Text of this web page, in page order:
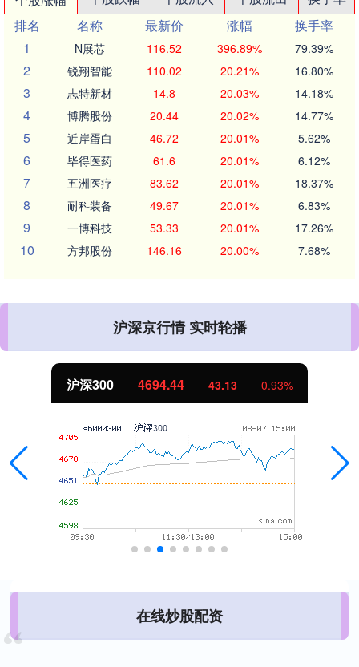
排名
名称 最新价 涨幅
换手率
1
N展芯 116.52 396.89% 79.39%
2 锐翔智能 110.02 20.21% 16.80%
3 志特新材 14.8 20.03% 14.18%
4 博腾股份 20.44 20.02% 14.77%
5 近岸蛋白 46.72 20.01% 5.62%
6 毕得医药 61.6 20.01% 6.12%
7 五洲医疗 83.62 20.01% 18.37%
8 耐科装备 49.67 20.01% 6.83%
9 一博科技 53.33 20.01% 17.26%
10 方邦股份 146.16 20.00% 7.68%
沪深京行情 实时轮播
沪深300 4694.44 43.13 0.93%
在线炒股配资